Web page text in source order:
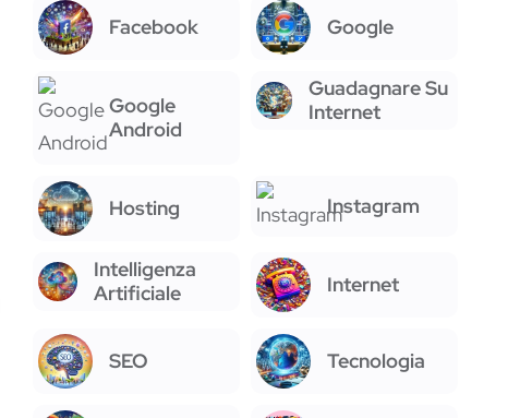
Facebook Google
Google
Android
Guadagnare Su
Internet
Hosting Instagram
Intelligenza
Artificiale
Internet
SEO Tecnologia